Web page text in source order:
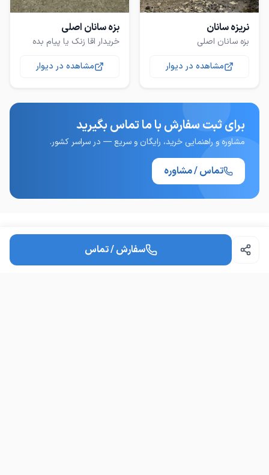
نریزه سانان
بزه سانان اصلی
مشاهده در دیوار
بزه سانان اصلی
خریدار اقا زنک یا پیام بده
مشاهده در دیوار
برای ثبت سفارش با ما تماس بگیرید
مشاوره و راهنمایی خرید، رایگان و سریع — در سراسر کشور.
تماس / مشاوره
سوالات متداول سفارش / تماس